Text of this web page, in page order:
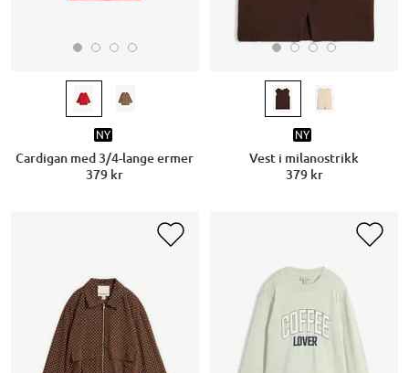
NY
Cardigan med 3/4-lange ermer
379 kr
NY
Vest i milanostrikk
379 kr